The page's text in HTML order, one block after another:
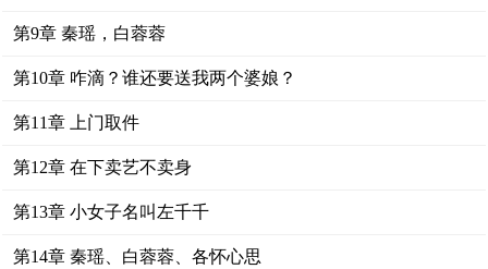
第9章 秦瑶，白蓉蓉
第10章 咋滴？谁还要送我两个婆娘？
第11章 上门取件
第12章 在下卖艺不卖身
第13章 小女子名叫左千千
第14章 秦瑶、白蓉蓉、各怀心思